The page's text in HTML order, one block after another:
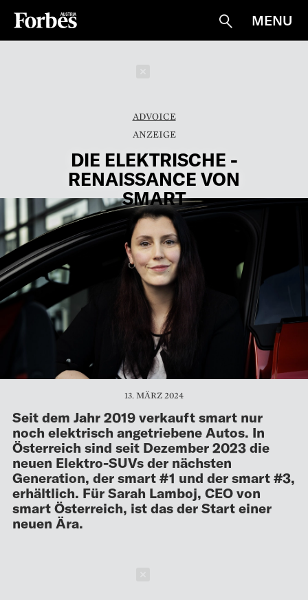
Suche
MENU
ADVOICE
DIE ELEKTRISCHE ­
RENAISSANCE VON
SMART
13. MÄRZ 2024
Seit dem Jahr 2019 verkauft smart nur
noch elektrisch angetriebene Autos. In
Österreich sind seit Dezember 2023 die
neuen Elektro-SUVs der nächsten
Generation, der smart #1 und der smart #3,
erhältlich. Für Sarah Lamboj, CEO von
smart Österreich, ist das der Start einer
neuen Ära.